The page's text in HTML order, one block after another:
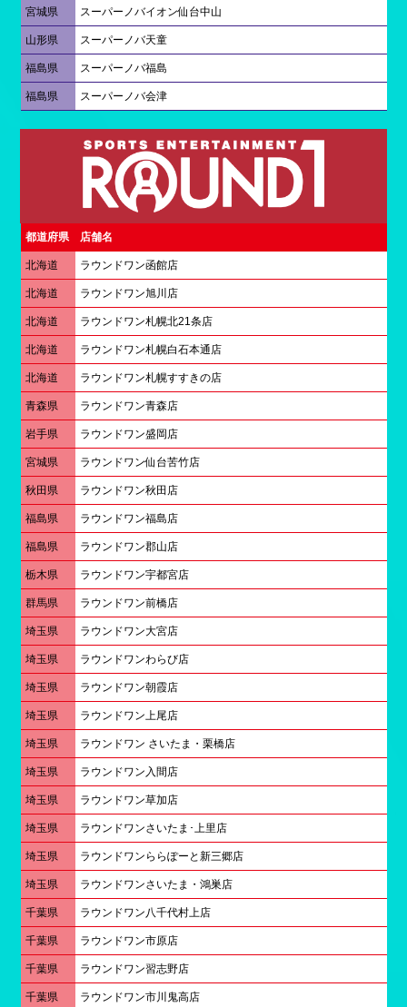
宮城県 スーパーノバイオン仙台中山
山形県 スーパーノバ天童
福島県 スーパーノバ福島
福島県 スーパーノバ会津
都道府県 店舗名
北海道 ラウンドワン函館店
北海道 ラウンドワン旭川店
北海道 ラウンドワン札幌北21条店
北海道 ラウンドワン札幌白石本通店
北海道 ラウンドワン札幌すすきの店
青森県 ラウンドワン青森店
岩手県 ラウンドワン盛岡店
宮城県 ラウンドワン仙台苦竹店
秋田県 ラウンドワン秋田店
福島県 ラウンドワン福島店
福島県 ラウンドワン郡山店
栃木県 ラウンドワン宇都宮店
群馬県 ラウンドワン前橋店
埼玉県 ラウンドワン大宮店
埼玉県 ラウンドワンわらび店
埼玉県 ラウンドワン朝霞店
埼玉県 ラウンドワン上尾店
埼玉県 ラウンドワン さいたま・栗橋店
埼玉県 ラウンドワン入間店
埼玉県 ラウンドワン草加店
埼玉県 ラウンドワンさいたま･上里店
埼玉県 ラウンドワンららぽーと新三郷店
埼玉県 ラウンドワンさいたま・鴻巣店
千葉県 ラウンドワン八千代村上店
千葉県 ラウンドワン市原店
千葉県 ラウンドワン習志野店
千葉県 ラウンドワン市川鬼高店